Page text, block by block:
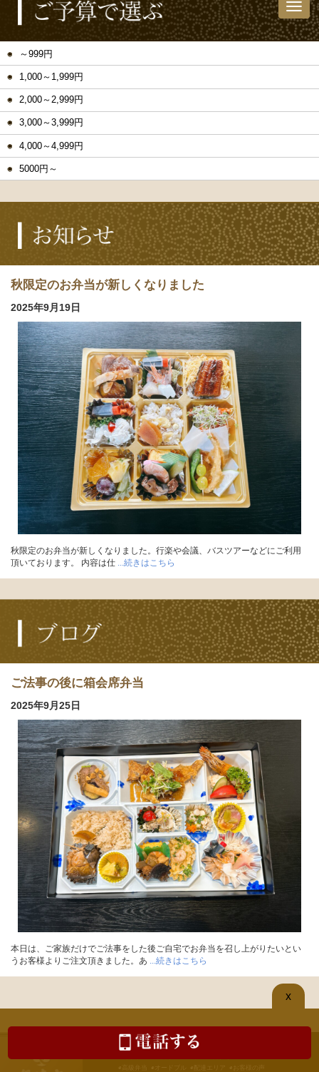
～999円
1,000～1,999円
2,000～2,999円
3,000～3,999円
4,000～4,999円
5000円～
秋限定のお弁当が新しくなりました
2025年9月19日
秋限定のお弁当が新しくなりました。行楽や会議、バスツアーなどにご利用
頂いております。 内容は仕 ...続きはこちら
ご法事の後に箱会席弁当
2025年9月25日
本日は、ご家族だけでご法事をした後ご自宅でお弁当を召し上がりたいとい
うお客様よりご注文頂きました。あ ...続きはこちら
大分県中津で宅配・仕出し弁当・高級弁当のはも家 ｜ 割烹 瑠璃京
◉
◉ ◉ ◉
x